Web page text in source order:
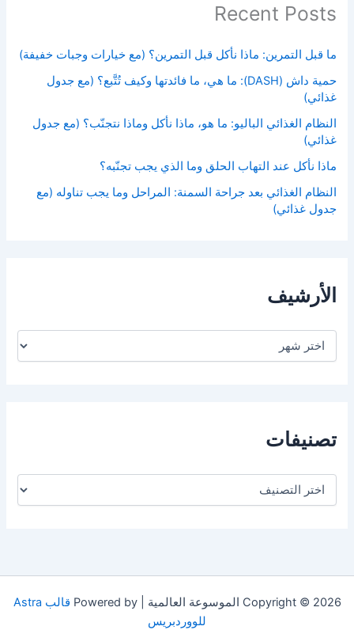
Recent Posts
ما قبل التمرين: ماذا نأكل قبل التمرين؟ (مع خيارات وجبات خفيفة)
حمية داش (DASH): ما هي، ما فائدتها وكيف تُتَّبع؟ (مع جدول
غذائي)
النظام الغذائي الباليو: ما هو، ماذا نأكل وماذا نتجنّب؟ (مع جدول
غذائي)
ماذا نأكل عند التهاب الحلق وما الذي يجب تجنّبه؟
النظام الغذائي بعد جراحة السمنة: المراحل وما يجب تناوله (مع
جدول غذائي)
الأرشيف
تصنيفات
ت
Copyright © 2026 الموسوعة العالمية | Powered by
قالب Astra
للووردبريس